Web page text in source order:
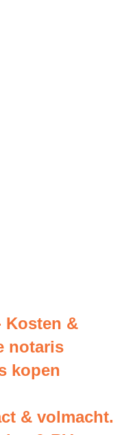
Kosten &
notaris
kopen
& volmacht.